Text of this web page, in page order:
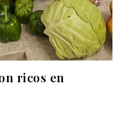
ricos en